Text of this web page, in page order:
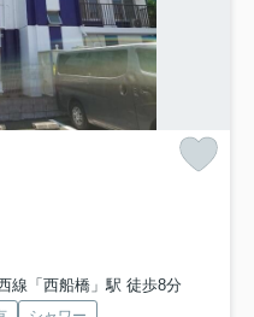
線「西船橋」駅 徒歩8分